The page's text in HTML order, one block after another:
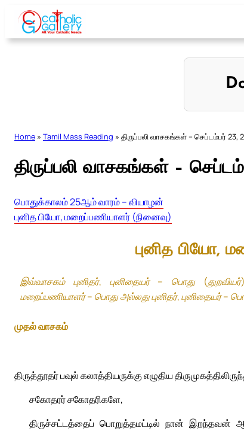
Skip
content
Home » Tamil Mass Reading » திருப்பலி வாசகங்கள் – செப்டம்பர் 23,
திருப்பலி வாசகங்கள் –
பொதுக்காலம் 25ஆம் வாரம் – வியாழன்
புனித பியோ, மறைப்பணியாளர் (நினைவு)
புனித பியோ,
இவ்வாசகம் புனிதர், புனிதையர் – பொது
மறைப்பணியாளர் – பொது அல்லது புனிதர், புனிதையர் –
முதல் வாசகம்
திருத்தூதர் பவுல் கலாத்தியருக்கு எழுதிய
சகோதரர் சகோதரிகளே,
திருச்சட்டத்தைப் பொறுத்தமட்டில் நான்